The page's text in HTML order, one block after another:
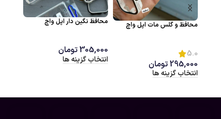
محافظ و گلس مات اپل واچ
5.0
295,000تومان
انتخاب گزینه ها
محافظ نگین دار اپل واچ
305,000تومان
انتخاب گزینه ها